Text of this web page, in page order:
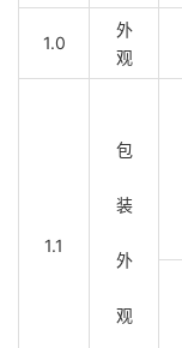
1.0
外
观
1.1
包
装
外
观